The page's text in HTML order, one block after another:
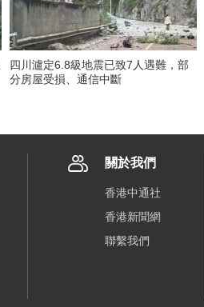
四川瀘定6.8級地震已致7人遇難，部
分房屋受損、通信中斷
關於我們
香港中通社
香港新聞網
聯繫我們